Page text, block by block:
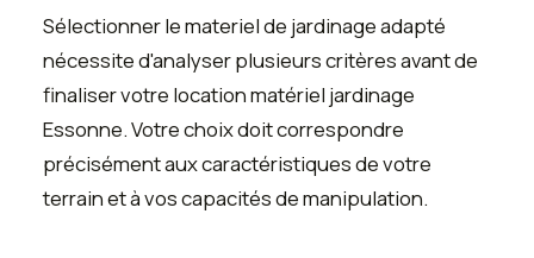
Sélectionner le materiel de jardinage adapté
nécessite d'analyser plusieurs critères avant de
finaliser votre location matériel jardinage
Essonne. Votre choix doit correspondre
précisément aux caractéristiques de votre
terrain et à vos capacités de manipulation.